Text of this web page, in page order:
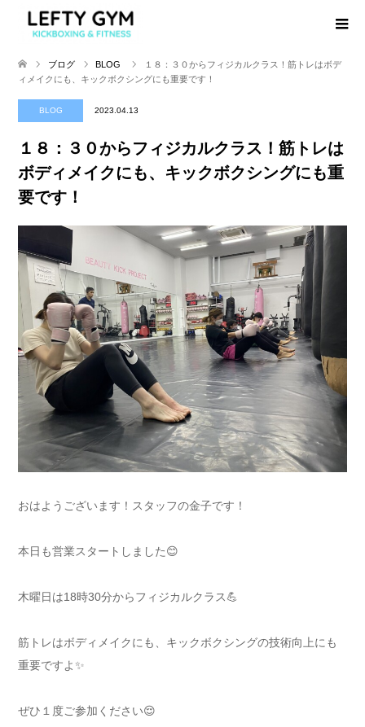
ブログ BLOG
１８：３０からフィジカルクラス！筋トレはボデ
ィメイクにも、キックボクシングにも重要です！
BLOG 2023.04.13
１８：３０からフィジカルクラス！筋トレは
ボディメイクにも、キックボクシングにも重
要です！
おはようございます！スタッフの金子です！
本日も営業スタートしました😊
木曜日は18時30分からフィジカルクラス💪
筋トレはボディメイクにも、キックボクシングの技術向上にも
重要ですよ✨
ぜひ１度ご参加ください😌